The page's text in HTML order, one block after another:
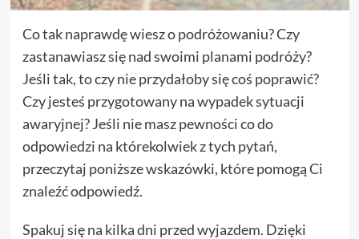
Co tak naprawdę wiesz o podróżowaniu? Czy
zastanawiasz się nad swoimi planami podróży?
Jeśli tak, to czy nie przydałoby się coś poprawić?
Czy jesteś przygotowany na wypadek sytuacji
awaryjnej? Jeśli nie masz pewności co do
odpowiedzi na którekolwiek z tych pytań,
przeczytaj poniższe wskazówki, które pomogą Ci
znaleźć odpowiedź.
Spakuj się na kilka dni przed wyjazdem. Dzięki